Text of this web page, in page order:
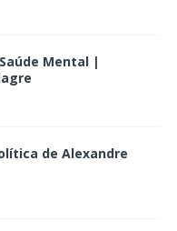
Mental |
de Alexandre